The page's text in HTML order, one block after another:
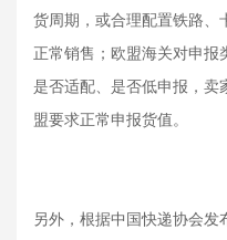
货周期，或合理配置铁路、
正常销售；欧盟海关对申
是否适配、是否低申报，卖
盟要求正常申报货值。
另外，根据中国快递协会